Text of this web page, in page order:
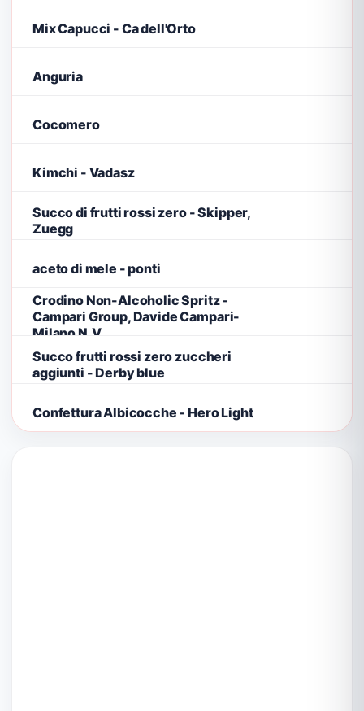
Mix Capucci - Ca dell'Orto
Anguria
Cocomero
Kimchi - Vadasz
Succo di frutti rossi zero - Skipper,
Zuegg
aceto di mele - ponti
Crodino Non-Alcoholic Spritz -
Campari Group, Davide Campari-
Milano N.V
Succo frutti rossi zero zuccheri
aggiunti - Derby blue
Confettura Albicocche - Hero Light